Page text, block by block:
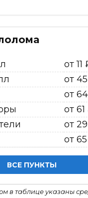
от 11
от
от
от
от
от
ВСЕ ПУНКТЫ
в таблице указаны